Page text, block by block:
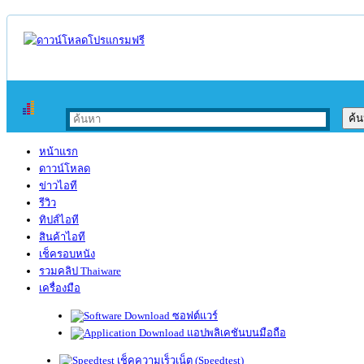
หน้าแรก
ดาวน์โหลด
ข่าวไอที
รีวิว
ทิปส์ไอที
สินค้าไอที
เช็ครอบหนัง
รวมคลิป Thaiware
เครื่องมือ
ซอฟต์แวร์
แอปพลิเคชันบนมือถือ
เช็คความเร็วเน็ต (Speedtest)